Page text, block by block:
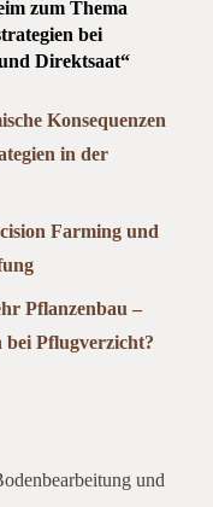
zum Thema
bei
Direktsaat“
Konsequenzen
in der
Farming und
Pflanzenbau –
bei Pflugverzicht?
und